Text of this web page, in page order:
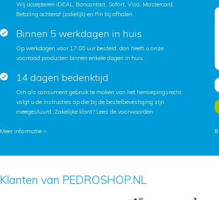
Wij accepteren iDEAL, Bancontact, Sofort, Visa, Mastercard,
Betaling achteraf (zakelijk) en Pin bij afhalen.
Binnen 5 werkdagen in huis
Op werkdagen voor 17.00 uur besteld, dan heeft u onze
voorraad producten binnen enkele dagen in huis.
14 dagen bedenktijd
Om als consument gebruik te maken van het herroepingsrecht
volgt u de instructies op die bij de bestelbevestiging zijn
meegestuurd. Zakelijke klant? Lees de voorwaarden.
Meer informatie >
Klanten van PEDROSHOP.NL